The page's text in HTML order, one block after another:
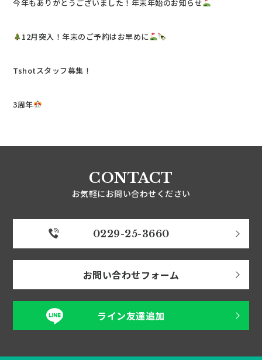
今年もありがとうございました！年末年始のお知らせ
12月突入！年末のご予約はお早めに
Tshotスタッフ募集！
3周年
CONTACT
お気軽にお問い合わせください
0229-25-3660
お問い合わせフォーム
ライン友達追加